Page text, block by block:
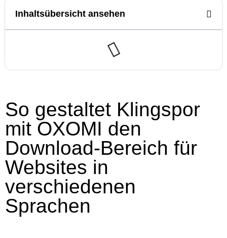
Inhaltsübersicht ansehen
So gestaltet Klingspor
mit OXOMI den
Download-Bereich für
Websites in
verschiedenen
Sprachen